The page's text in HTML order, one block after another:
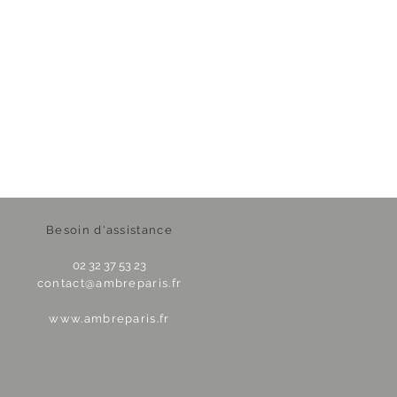
Besoin d'assistance
02 32 37 53 23
contact@ambreparis.fr
www.ambreparis.fr